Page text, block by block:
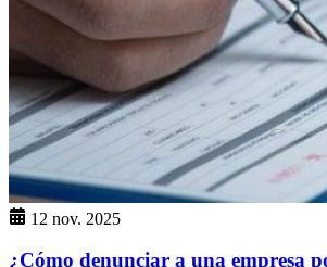
12 nov. 2025
¿Cómo denunciar a una empresa